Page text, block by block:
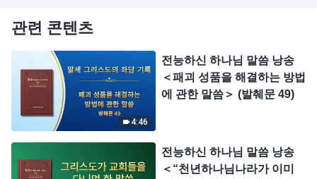
관련 콘텐츠
4:46
전능하신 하나님 말씀 낭송
＜패괴 성품을 해결하는 방법
에 관한 말씀＞ (발췌문 49)
전능하신 하나님 말씀 낭송
＜“천년하나님나라가 이미